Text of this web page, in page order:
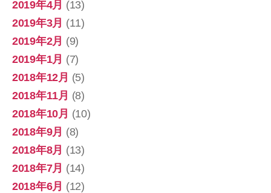
2019年4月 (13)
2019年3月 (11)
2019年2月 (9)
2019年1月 (7)
2018年12月 (5)
2018年11月 (8)
2018年10月 (10)
2018年9月 (8)
2018年8月 (13)
2018年7月 (14)
2018年6月 (12)